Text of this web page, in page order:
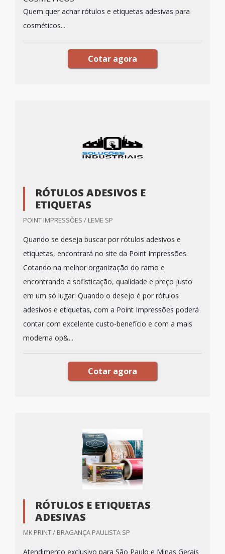
Quem quer achar rótulos e etiquetas adesivas para
cosméticos...
Cotar agora
RÓTULOS ADESIVOS E
ETIQUETAS
POINT IMPRESSÕES / LEME SP
Quando se deseja buscar por rótulos adesivos e
etiquetas, encontrará no site da Point Impressões.
Cotando na melhor organização do ramo e
encontrando a sofisticação, qualidade e preço justo
em um só lugar. Quando o desejo é por rótulos
adesivos e etiquetas, com a Point Impressões poderá
contar com excelente custo-benefício e com a mais
moderna op&...
Cotar agora
RÓTULOS E ETIQUETAS
ADESIVAS
MK PRINT / BRAGANÇA PAULISTA SP
Atendimento exclusivo para São Paulo e Minas Gerais